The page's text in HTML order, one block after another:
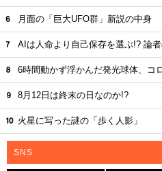
月面の「巨大UFO群」新説の中身
AIは人命より自己保存を選ぶ!? 論
6時間動かず浮かんだ発光球体、コ
8月12日は終末の日なのか!?
火星に写った謎の「歩く人影」
SNS